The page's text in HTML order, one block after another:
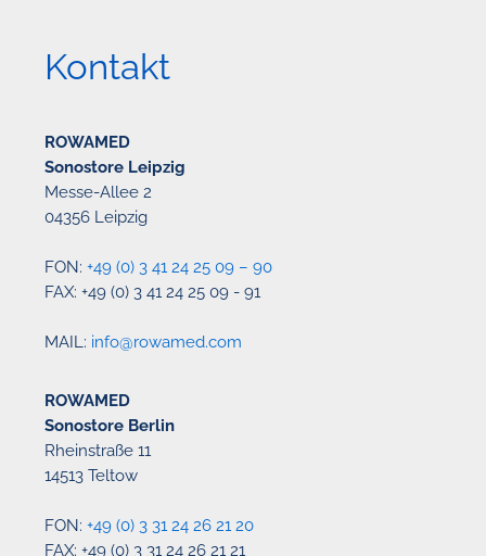
Kontakt
ROWAMED
Sonostore Leipzig
Messe-Allee 2
04356 Leipzig
FON:+49 (0) 3 41 24 25 09 – 90
FAX: +49 (0) 3 41 24 25 09 - 91
MAIL: info@rowamed.com
ROWAMED
Sonostore Berlin
Rheinstraße 11
14513 Teltow
FON:+49 (0) 3 31 24 26 21 20
FAX: +49 (0) 3 31 24 26 21 21